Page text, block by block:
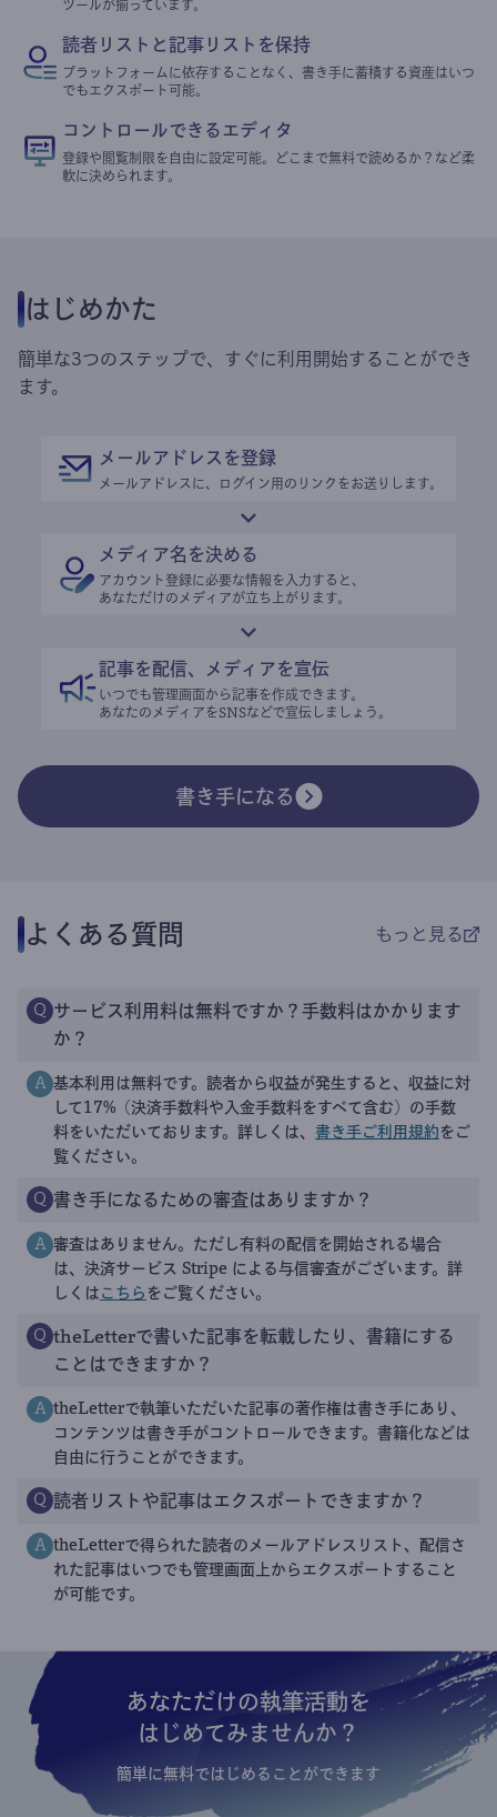
ツールが揃っています。
読者リストと記事リストを保持
プラットフォームに依存することなく、書き手に蓄積する資産はいつ
でもエクスポート可能。
コントロールできるエディタ
登録や閲覧制限を自由に設定可能。どこまで無料で読めるか？など柔
軟に決められます。
はじめかた
簡単な3つのステップで、すぐに利用開始することができ
ます。
メールアドレスを登録
メールアドレスに、ログイン用のリンクをお送りします。
メディア名を決める
アカウント登録に必要な情報を入力すると、
あなただけのメディアが立ち上がります。
記事を配信、メディアを宣伝
いつでも管理画面から記事を作成できます。
あなたのメディアをSNSなどで宣伝しましょう。
書き手になる
よくある質問 もっと見る
Q サービス利用料は無料ですか？手数料はかかります
か？
A 基本利用は無料です。読者から収益が発生すると、収益に対
して17%（決済手数料や入金手数料をすべて含む）の手数
料をいただいております。詳しくは、 書き手ご利用規約 をご
覧ください。
Q 書き手になるための審査はありますか？
A 審査はありません。ただし有料の配信を開始される場合
は、決済サービス Stripe による与信審査がございます。詳
しくは こちら をご覧ください。
Q theLetterで書いた記事を転載したり、書籍にする
ことはできますか？
A theLetterで執筆いただいた記事の著作権は書き手にあり、
コンテンツは書き手がコントロールできます。書籍化などは
自由に行うことができます。
Q 読者リストや記事はエクスポートできますか？
A theLetterで得られた読者のメールアドレスリスト、配信さ
れた記事はいつでも管理画面上からエクスポートすること
が可能です。
あなただけの執筆活動を
はじめてみませんか？
簡単に無料ではじめることができます